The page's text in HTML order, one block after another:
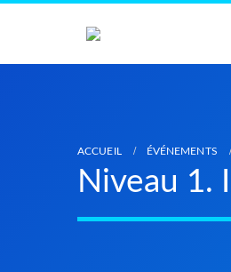
ACCUEIL ÉVÉNEMENTS
Niveau 1.